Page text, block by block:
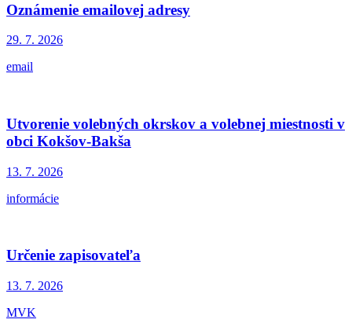
Oznámenie emailovej adresy
29. 7. 2026
email
Utvorenie volebných okrskov a volebnej miestnosti v
obci Kokšov-Bakša
13. 7. 2026
informácie
Určenie zapisovateľa
13. 7. 2026
MVK